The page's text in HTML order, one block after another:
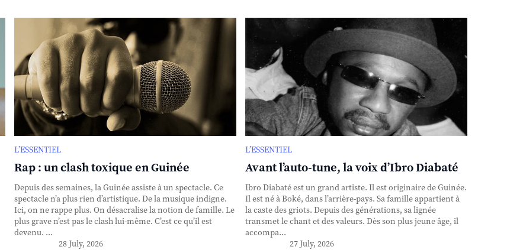
L’ESSENTIEL
Rap : un clash toxique en Guinée
Depuis des semaines, la Guinée assiste à un spectacle. Ce
spectacle n’a plus rien d’artistique. De la musique indigne.
Ici, on ne rappe plus. On désacralise la notion de famille. Le
plus grave n’est pas le clash lui-même. C’est ce qu’il est
devenu. ...
28 July, 2026
L’ESSENTIEL
Avant l’auto-tune, la voix d’Ibro Diabaté
Ibro Diabaté est un grand artiste. Il est originaire de Guinée.
Il est né à Boké, dans l’arrière-pays. Sa famille appartient à
la caste des griots. Depuis des générations, sa lignée
transmet le chant et des valeurs. Dès son plus jeune âge, il
accompa...
27 July, 2026